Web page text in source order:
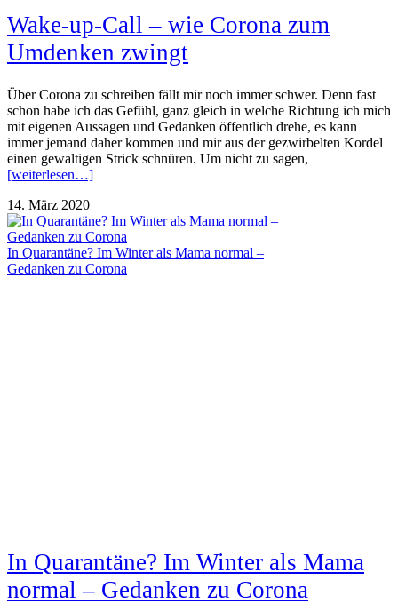
Wake-up-Call – wie Corona zum
Umdenken zwingt
Über Corona zu schreiben fällt mir noch immer schwer. Denn fast
schon habe ich das Gefühl, ganz gleich in welche Richtung ich mich
mit eigenen Aussagen und Gedanken öffentlich drehe, es kann
immer jemand daher kommen und mir aus der gezwirbelten Kordel
einen gewaltigen Strick schnüren. Um nicht zu sagen,
[weiterlesen…]
14. März 2020
In Quarantäne? Im Winter als Mama normal –
Gedanken zu Corona
In Quarantäne? Im Winter als Mama
normal – Gedanken zu Corona